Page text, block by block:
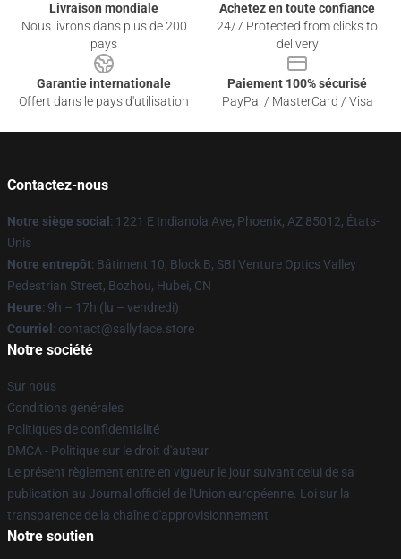
Livraison mondiale
Nous livrons dans plus de 200
pays
Achetez en toute confiance
24/7 Protected from clicks to
delivery
Garantie internationale
Offert dans le pays d'utilisation
Paiement 100% sécurisé
PayPal / MasterCard / Visa
Contactez-nous
Notre siège social : 1221 E Indianola Ave, Phoenix, AZ 85012, États-
Unis
Notre entrepôt: Bâtiment 10, Block B, SBI Venture Optics Valley
Pedestrian Street, Bozhou, Hubei, CN
Heure: 9h – 17h (lu – vendredi)
Courriel : contact@sallyface.store
Notre société
Sur nous
Conditions générales
Politiques de confidentialité
DMCA - Politique sur le droit d'auteur
Le présent règlement entre en vigueur le jour suivant celui de sa
publication au Journal officiel de l'Union européenne. Loi sur la
transparence de la chaîne d'approvisionnement
Notre soutien